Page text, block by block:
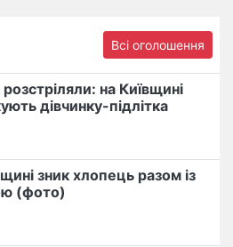
Всі оголошення
розстріляли: на Київщині
дівчинку-підлітка
зник хлопець разом із
(фото)